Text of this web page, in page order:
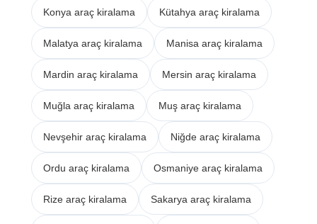
Konya araç kiralama Kütahya araç kiralama
Malatya araç kiralama Manisa araç kiralama
Mardin araç kiralama Mersin araç kiralama
Muğla araç kiralama Muş araç kiralama
Nevşehir araç kiralama Niğde araç kiralama
Ordu araç kiralama Osmaniye araç kiralama
Rize araç kiralama Sakarya araç kiralama